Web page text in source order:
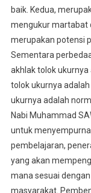
baik. Kedua,
mengukur martabat
merupakan potensi
Sementara
akhlak tolok ukurnya
tolok ukurnya
ukurnya adalah
Nabi Muhammad
untuk
pembelajaran,
yang akan
mana sesuai
masyarakat.